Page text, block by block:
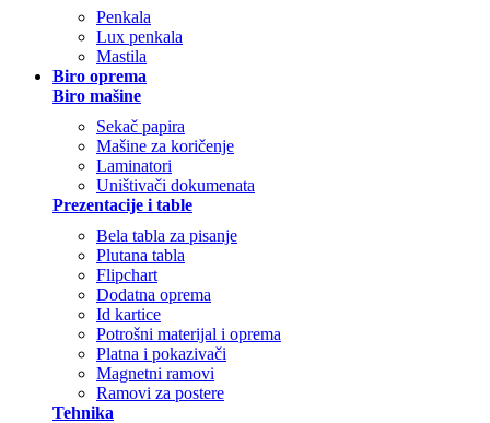
Penkala
Lux penkala
Mastila
Biro oprema
Biro mašine
Sekač papira
Mašine za koričenje
Laminatori
Uništivači dokumenata
Prezentacije i table
Bela tabla za pisanje
Plutana tabla
Flipchart
Dodatna oprema
Id kartice
Potrošni materijal i oprema
Platna i pokazivači
Magnetni ramovi
Ramovi za postere
Tehnika